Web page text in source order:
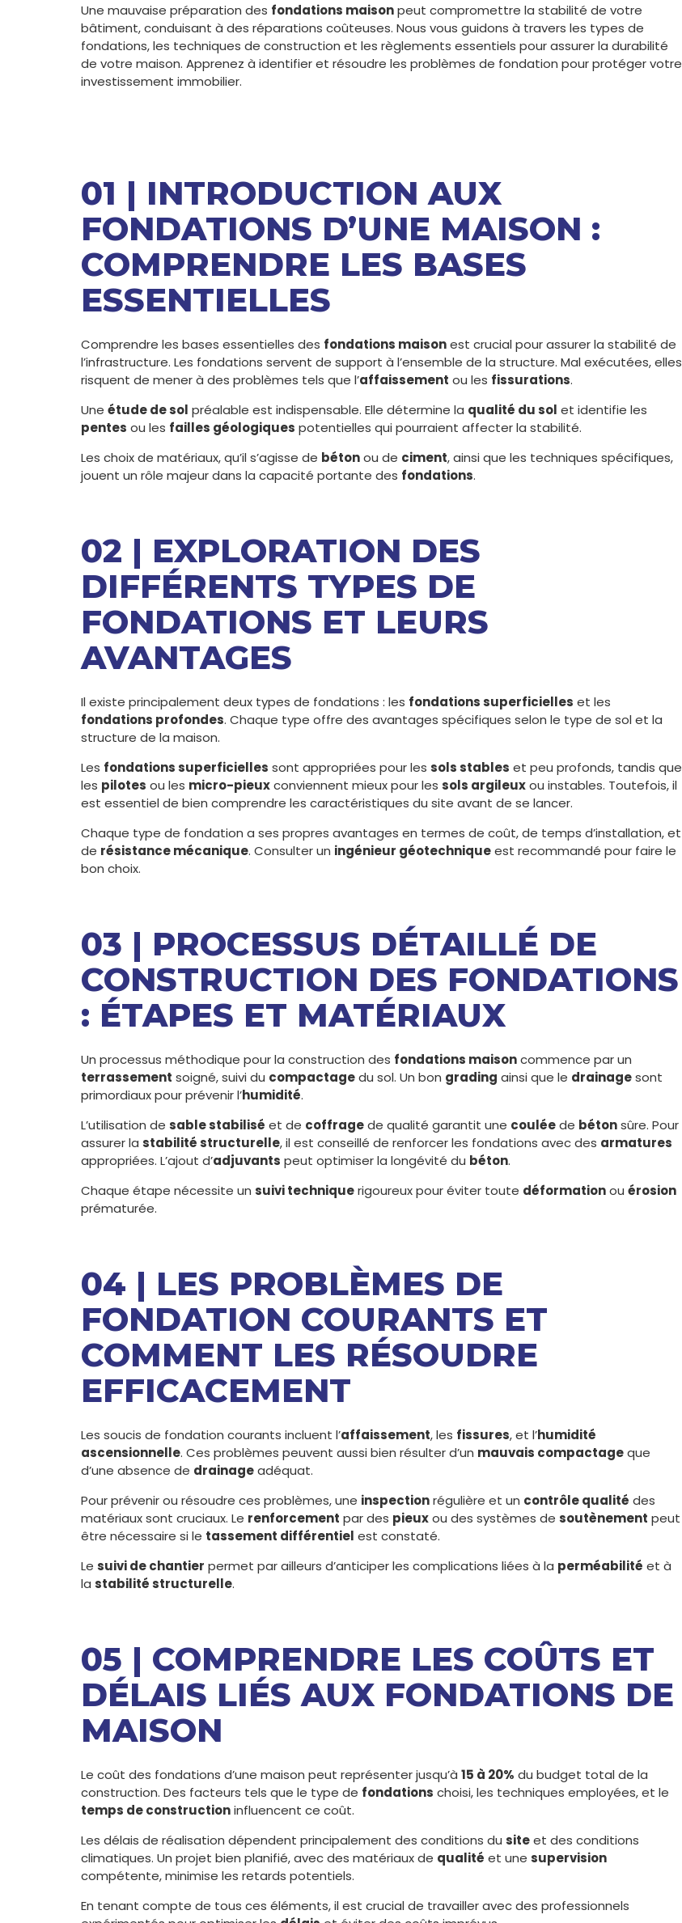
Une mauvaise préparation des fondations maisonpeut compromettre la stabilité de votre
bâtiment, conduisant à des réparations coûteuses. Nous vous guidons à travers les types de
fondations, les techniques de construction et les règlements essentiels pour assurer la durabilité
de votre maison. Apprenez à identifier et résoudre les problèmes de fondation pour protéger votre
investissement immobilier.
01 | INTRODUCTION AUX
FONDATIONS D’UNE MAISON :
COMPRENDRE LES BASES
ESSENTIELLES
Comprendre les bases essentielles des fondations maisonest crucial pour assurer la stabilité de
l’infrastructure. Les fondations servent de support à l’ensemble de la structure. Mal exécutées, elles
risquent de mener à des problèmes tels que l’affaissement ou les fissurations.
Une étude de sol préalable est indispensable. Elle détermine la qualité du sol et identifie les
pentes ou les failles géologiques potentielles qui pourraient affecter la stabilité.
Les choix de matériaux, qu’il s’agisse de bétonou de ciment, ainsi que les techniques spécifiques,
jouent un rôle majeur dans la capacité portante des fondations.
02 | EXPLORATION DES
DIFFÉRENTS TYPES DE
FONDATIONS ET LEURS
AVANTAGES
Il existe principalement deux types de fondations : les fondations superficielles et les
fondations profondes. Chaque type offre des avantages spécifiques selon le type de sol et la
structure de la maison.
Les fondations superficielles sont appropriées pour les sols stables et peu profonds, tandis que
les pilotes ou les micro-pieuxconviennent mieux pour les sols argileuxou instables. Toutefois, il
est essentiel de bien comprendre les caractéristiques du site avant de se lancer.
Chaque type de fondation a ses propres avantages en termes de coût, de temps d’installation, et
de résistance mécanique. Consulter un ingénieur géotechniqueest recommandé pour faire le
bon choix.
03 | PROCESSUS DÉTAILLÉ DE
CONSTRUCTION DES FONDATIONS
: ÉTAPES ET MATÉRIAUX
Un processus méthodique pour la construction des fondations maisoncommence par un
terrassement soigné, suivi du compactagedu sol. Un bon grading ainsi que le drainagesont
primordiaux pour prévenir l’humidité.
L’utilisation de sable stabilisé et de coffragede qualité garantit une couléede bétonsûre. Pour
assurer la stabilité structurelle, il est conseillé de renforcer les fondations avec des armatures
appropriées. L’ajout d’adjuvants peut optimiser la longévité du béton.
Chaque étape nécessite un suivi techniquerigoureux pour éviter toute déformationou érosion
prématurée.
04 | LES PROBLÈMES DE
FONDATION COURANTS ET
COMMENT LES RÉSOUDRE
EFFICACEMENT
Les soucis de fondation courants incluent l’affaissement, les fissures, et l’humidité
ascensionnelle. Ces problèmes peuvent aussi bien résulter d’un mauvais compactageque
d’une absence de drainageadéquat.
Pour prévenir ou résoudre ces problèmes, une inspectionrégulière et un contrôle qualité des
matériaux sont cruciaux. Le renforcement par des pieuxou des systèmes de soutènement peut
être nécessaire si le tassement différentiel est constaté.
Le suivi de chantier permet par ailleurs d’anticiper les complications liées à la perméabilité et à
la stabilité structurelle.
05 | COMPRENDRE LES COÛTS ET
DÉLAIS LIÉS AUX FONDATIONS DE
MAISON
Le coût des fondations d’une maison peut représenter jusqu’à 15 à 20% du budget total de la
construction. Des facteurs tels que le type de fondations choisi, les techniques employées, et le
temps de constructioninfluencent ce coût.
Les délais de réalisation dépendent principalement des conditions du siteet des conditions
climatiques. Un projet bien planifié, avec des matériaux de qualité et une supervision
compétente, minimise les retards potentiels.
En tenant compte de tous ces éléments, il est crucial de travailler avec des professionnels